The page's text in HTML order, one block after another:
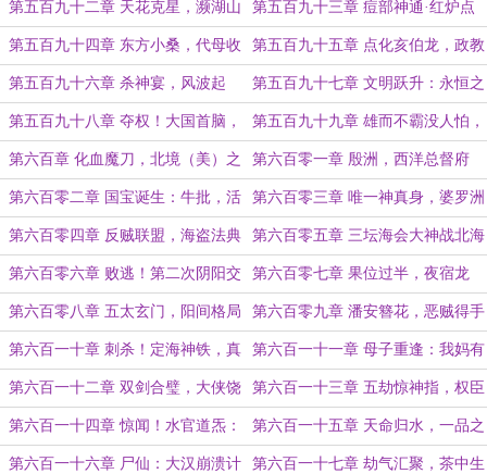
（4000） 造飞机（两章7000求票）
第五百九十二章 天花克星，濒湖山
人
第五百九十三章 痘部神通·红炉点
雪
第五百九十四章 东方小桑，代母收
妹（二合一）
第五百九十五章 点化亥伯龙，政教
合一制
第五百九十六章 杀神宴，风波起 第五百九十七章 文明跃升：永恒之
火，圣约石柱！
第五百九十八章 夺权！大国首脑，
杀戮之魂
第五百九十九章 雄而不霸没人怕，
雄霸兼顾得天下！
第六百章 化血魔刀，北境（美）之
主！
第六百零一章 殷洲，西洋总督府
第六百零二章 国宝诞生：牛批，活
点地图？
第六百零三章 唯一神真身，婆罗洲
遇袭！（新年快乐！）
第六百零四章 反贼联盟，海盗法典
（二合一）
第六百零五章 三坛海会大神战北海
巨妖
第六百零六章 败逃！第二次阴阳交
汇！
第六百零七章 果位过半，夜宿龙
床！
第六百零八章 五太玄门，阳间格局 第六百零九章 潘安簪花，恶贼得手
第六百一十章 刺杀！定海神铁，真
假哈桑（明天恢复两更）
第六百一十一章 母子重逢：我妈有
大boss之资
第六百一十二章 双剑合璧，大侠饶
命
第六百一十三章 五劫惊神指，权臣
当国贼
第六百一十四章 惊闻！水官道炁：
龙虎阴阳化生炁！
第六百一十五章 天命归水，一品之
上的契机！
第六百一十六章 尸仙：大汉崩溃计 第六百一十七章 劫气汇聚，茶中生